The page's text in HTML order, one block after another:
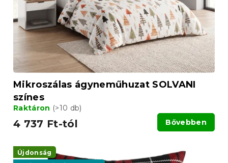
é
Mikroszálas ágyneműhuzat SOLVANI
színes
Raktáron (>10 db)
4 737 Ft-tól Bővebben
Újdonság